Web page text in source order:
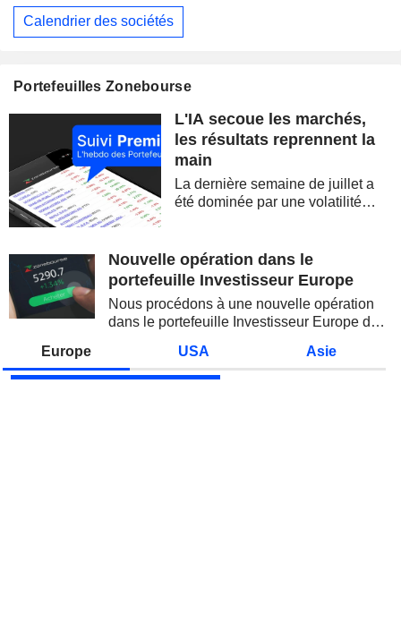
Calendrier des sociétés
Portefeuilles Zonebourse
L'IA secoue les marchés,
les résultats reprennent la
main
La dernière semaine de juillet a
été dominée par une volatilité
semi-conducteurs. Les
inquiétudes sur la soutenabilité
Nouvelle opération dans le
portefeuille Investisseur Europe
Nous procédons à une nouvelle opération
dans le portefeuille Investisseur Europe de
Europe USA Asie